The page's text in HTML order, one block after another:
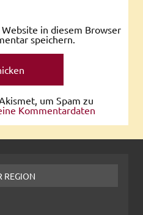
in diesem Browser
speichern.
um Spam zu
Kommentardaten
REGION